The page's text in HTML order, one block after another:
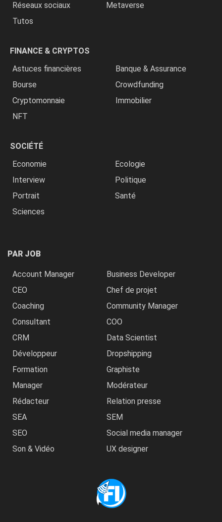
Réseaux sociaux
Metaverse
Tutos
FINANCE & CRYPTOS
Astuces financières
Banque & Assurance
Bourse
Crowdfunding
Cryptomonnaie
Immobilier
NFT
SOCIÉTÉ
Economie
Ecologie
Interview
Politique
Portrait
Santé
Sciences
PAR JOB
Account Manager
Business Developer
CEO
Chef de projet
Coaching
Community Manager
Consultant
COO
CRM
Data Scientist
Développeur
Dropshipping
Formation
Graphiste
Manager
Modérateur
Rédacteur
Relation presse
SEA
SEM
SEO
Social media manager
Son & Vidéo
UX designer